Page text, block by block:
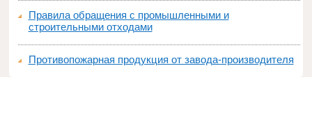
Правила обращения с промышленными и
строительными отходами
Противопожарная продукция от завода-производителя